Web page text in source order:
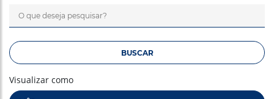
Visualizar como